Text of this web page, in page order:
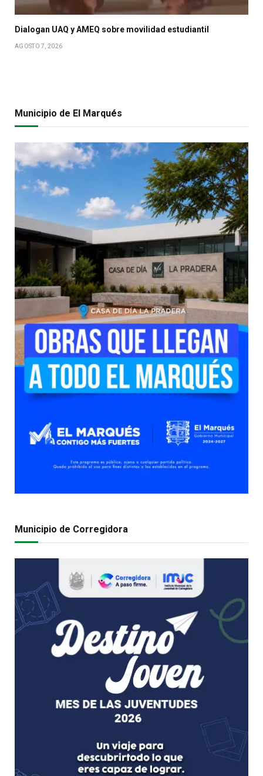
Dialogan UAQ y AMEQ sobre movilidad estudiantil
AGOSTO 7, 2026
Municipio de El Marqués
Municipio de Corregidora